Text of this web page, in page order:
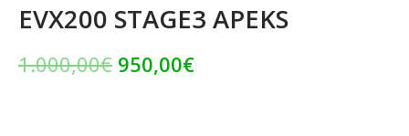
EVX200 STAGE3 APEKS
1.000,00€ 950,00€